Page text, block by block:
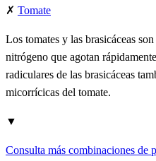
✗ Tomate
Los tomates y las brasicáceas
nitrógeno que agotan
radiculares de las brasicáceas
micorrícicas del tomate.
▼
Consulta más combinaciones de